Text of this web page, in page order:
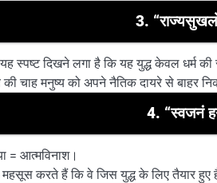
3.
स्पष्ट दिखने लगा है कि यह युद्ध केवल धर्म की
चाह मनुष्य को अपने नैतिक दायरे से बाहर
4. “स्वजनं
= आत्मविनाश।
महसूस करते हैं कि वे जिस युद्ध के लिए तैयार हुए